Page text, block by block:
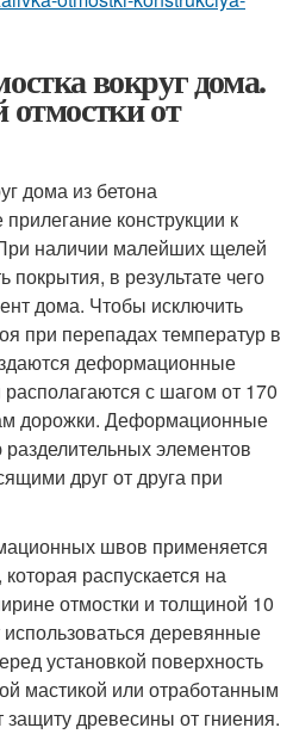
вокруг дома.
от
дома из бетона
конструкции к
наличии малейших щелей
покрытия, в результате чего
дома. Чтобы исключить
при перепадах температур в
деформационные
с шагом от 170
дорожки. Деформационные
элементов
друг от друга при
швов применяется
распускается на
отмостки и толщиной 10
деревянные
установкой поверхность
мастикой или отработанным
древесины от гниения.